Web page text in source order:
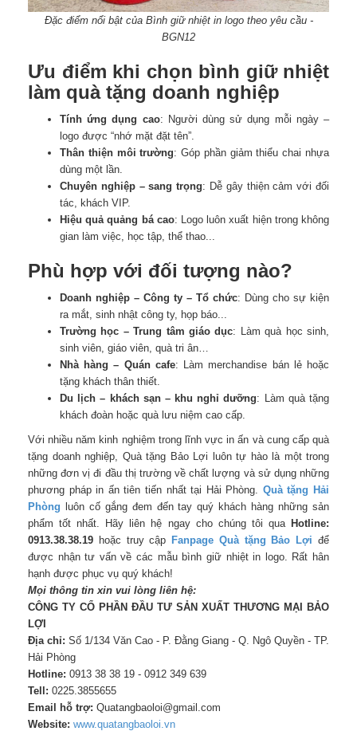
Đặc điểm nổi bật của Bình giữ nhiệt in logo theo yêu cầu -
BGN12
Ưu điểm khi chọn bình giữ nhiệt
làm quà tặng doanh nghiệp
Tính ứng dụng cao: Người dùng sử dụng mỗi ngày –
logo được “nhớ mặt đặt tên”.
Thân thiện môi trường: Góp phần giảm thiểu chai nhựa
dùng một lần.
Chuyên nghiệp – sang trọng: Dễ gây thiện cảm với đối
tác, khách VIP.
Hiệu quả quảng bá cao: Logo luôn xuất hiện trong không
gian làm việc, học tập, thể thao...
Phù hợp với đối tượng nào?
Doanh nghiệp – Công ty – Tổ chức: Dùng cho sự kiện
ra mắt, sinh nhật công ty, họp báo...
Trường học – Trung tâm giáo dục: Làm quà học sinh,
sinh viên, giáo viên, quà tri ân…
Nhà hàng – Quán cafe: Làm merchandise bán lẻ hoặc
tặng khách thân thiết.
Du lịch – khách sạn – khu nghỉ dưỡng: Làm quà tặng
khách đoàn hoặc quà lưu niệm cao cấp.
Với nhiều năm kinh nghiệm trong lĩnh vực in ấn và cung cấp quà
tặng doanh nghiệp, Quà tặng Bảo Lợi luôn tự hào là một trong
những đơn vị đi đầu thị trường về chất lượng và sử dụng những
phương pháp in ấn tiên tiến nhất tại Hải Phòng. Quà tặng Hải
Phòng luôn cố gắng đem đến tay quý khách hàng những sản
phẩm tốt nhất. Hãy liên hệ ngay cho chúng tôi qua Hotline:
0913.38.38.19 hoặc truy cập Fanpage Quà tặng Bảo Lợi để
được nhận tư vấn về các mẫu bình giữ nhiệt in logo. Rất hân
hạnh được phục vụ quý khách!
Mọi thông tin xin vui lòng liên hệ:
CÔNG TY CỔ PHẦN ĐẦU TƯ SẢN XUẤT THƯƠNG MẠI BẢO
LỢI
Địa chỉ: Số 1/134 Văn Cao - P. Đằng Giang - Q. Ngô Quyền - TP.
Hải Phòng
Hotline: 0913 38 38 19 - 0912 349 639
Tell: 0225.3855655
Email hỗ trợ: Quatangbaoloi@gmail.com
Website: www.quatangbaoloi.vn